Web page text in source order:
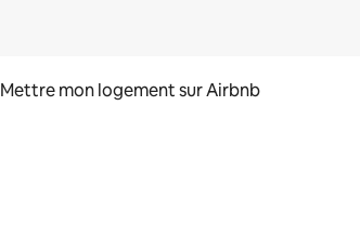
Mettre mon logement sur Airbnb